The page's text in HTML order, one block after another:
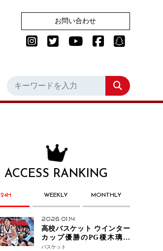
お問い合わせ
ACCESS RANKING
24H WEEKLY MONTHLY
2026.01.14
高校バスケット ウインター
カップ優勝のPG榎木璃旺
（えのき・りお）がプロの
バスケット